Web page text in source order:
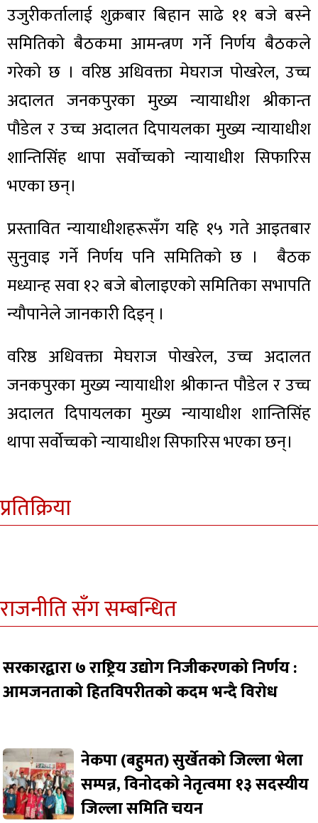
उजुरीकर्तालाई शुक्रबार बिहान साढे ११ बजे बस्ने
समितिको बैठकमा आमन्त्रण गर्ने निर्णय बैठकले
गरेको छ । वरिष्ठ अधिवक्ता मेघराज पोखरेल, उच्च
अदालत जनकपुरका मुख्य न्यायाधीश श्रीकान्त
पौडेल र उच्च अदालत दिपायलका मुख्य न्यायाधीश
शान्तिसिंह थापा सर्वोच्चको न्यायाधीश सिफारिस
भएका छन्।
प्रस्तावित न्यायाधीशहरूसँग यहि १५ गते आइतबार
सुनुवाइ गर्ने निर्णय पनि समितिको छ । बैठक
मध्यान्ह सवा १२ बजे बोलाइएको समितिका सभापति
न्यौपानेले जानकारी दिइन् ।
वरिष्ठ अधिवक्ता मेघराज पोखरेल, उच्च अदालत
जनकपुरका मुख्य न्यायाधीश श्रीकान्त पौडेल र उच्च
अदालत दिपायलका मुख्य न्यायाधीश शान्तिसिंह
थापा सर्वोच्चको न्यायाधीश सिफारिस भएका छन्।
प्रतिक्रिया
राजनीति सँग सम्बन्धित
सरकारद्वारा ७ राष्ट्रिय उद्योग निजीकरणको निर्णय :
आमजनताको हितविपरीतको कदम भन्दै विरोध
नेकपा (बहुमत) सुर्खेतको जिल्ला भेला
सम्पन्न, विनोदको नेतृत्वमा १३ सदस्यीय
जिल्ला समिति चयन